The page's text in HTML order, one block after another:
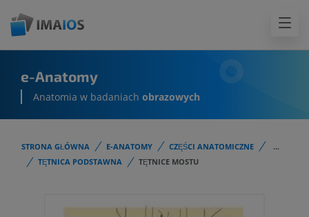
e-Anatomy
Anatomia w badaniach obrazowych
STRONA GŁÓWNA E-ANATOMY CZĘŚCI ANATOMICZNE
...
TĘTNICA PODSTAWNA
TĘTNICE MOSTU